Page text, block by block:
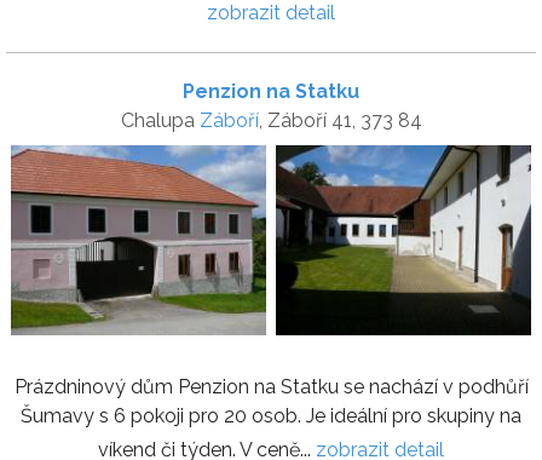
zobrazit detail
Penzion na Statku
Chalupa Záboří, Záboří 41, 373 84
Prázdninový dům Penzion na Statku se nachází v podhůří
Šumavy s 6 pokoji pro 20 osob. Je ideální pro skupiny na
víkend či týden. V ceně... zobrazit detail